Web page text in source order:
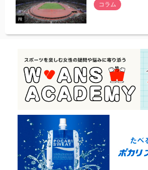
PR
コラム